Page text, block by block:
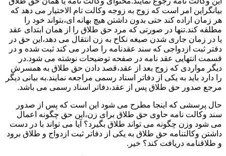
بیانگراین امر است که زوج به زوجه وکالت تام الاختیار می دهد که
هر زمان اراده کند حتی بدون داشتن هیچ بهانه ای،بتواند خود را
مطلقه کند.تنها در صورتی که مرد حق طلاق را از همان ابتدای عقد
یا در زمان جاری شدن صیغه نکاح به زن انتقال می دهد،این حق در
دفتر ثبت ازدواجی که سند عقدنامه را صادر می کند ثبت شده و در
قسمت انتهایی عقد نامه در صفحه توضیحات نوشته می شود.در
دیگر مواردی که زوج بعد از عقد،قصد دادن حق طلاق به همسرش
را دارد باید به یکی از دفاتر اسناد رسمی مراجعه نمایند.به بیانی دیگر
مرجع صدور حق طلاق پس از عقد،دفاتر اسناد رسمی می باشد.
حال پرسشی که اینجا مطرح می شود این است که پس از صدور
سند وکالت نامه حاوی حق طلاق برای زن،این حق چگونه اعمال
می شود وزن چگونه می تواند طلاق بگیرد؟ آیا می تواند با در دست
داشتن وکالتنامه حق طلاق به یکی از دفاتر ثبت ازدواج و طلاق برود
و طلاقنامه دریافت کند؟ خیر.